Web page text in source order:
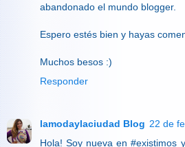
abandonado el mundo blogger.
Espero estés bien y hayas
Muchos besos :)
Responder
lamodaylaciudad Blog 22 de
Hola! Soy nueva en #existimos